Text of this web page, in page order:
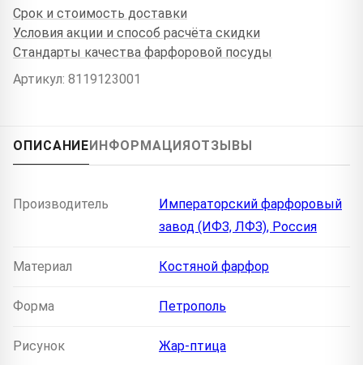
Срок и стоимость доставки
Условия акции и способ расчёта скидки
Стандарты качества фарфоровой посуды
Артикул: 8119123001
ОПИСАНИЕ ИНФОРМАЦИЯ ОТЗЫВЫ
Производитель
Императорский фарфоровый
завод (ИФЗ, ЛФЗ), Россия
Материал Костяной фарфор
Форма Петрополь
Рисунок Жар-птица